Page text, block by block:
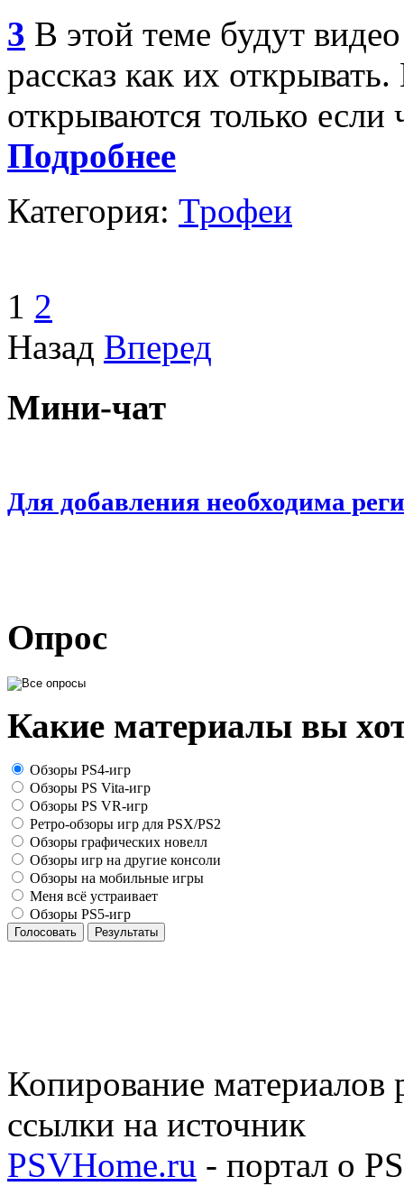
3 В этой теме будут
рассказ как их
открываются только если
Подробнее
Категория: Трофеи
1 2
Назад Вперед
Мини-чат
Для добавления необходима
Опрос
Какие материалы вы
Обзоры PS4-игр
Обзоры PS Vita-игр
Обзоры PS VR-игр
Ретро-обзоры игр для PSX/PS2
Обзоры графических новелл
Обзоры игр на другие консоли
Обзоры на мобильные игры
Меня всё устраивает
Обзоры PS5-игр
Голосовать Результаты
Копирование материалов
ссылки на источник
PSVHome.ru - портал о